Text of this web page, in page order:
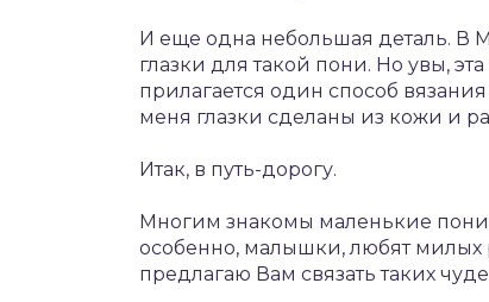
И еще одна небольшая деталь. В
глазки для такой пони. Но увы,
прилагается один способ
меня глазки сделаны из кожи и
Итак, в путь-дорогу.
Многим знакомы маленькие
особенно, малышки, любят милых
предлагаю Вам связать таких